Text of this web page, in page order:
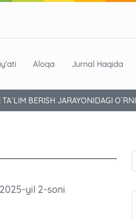
Aloqa Jurnal Haqida
BERISH JARAYONIDAGI O`RNI
yil 2-soni